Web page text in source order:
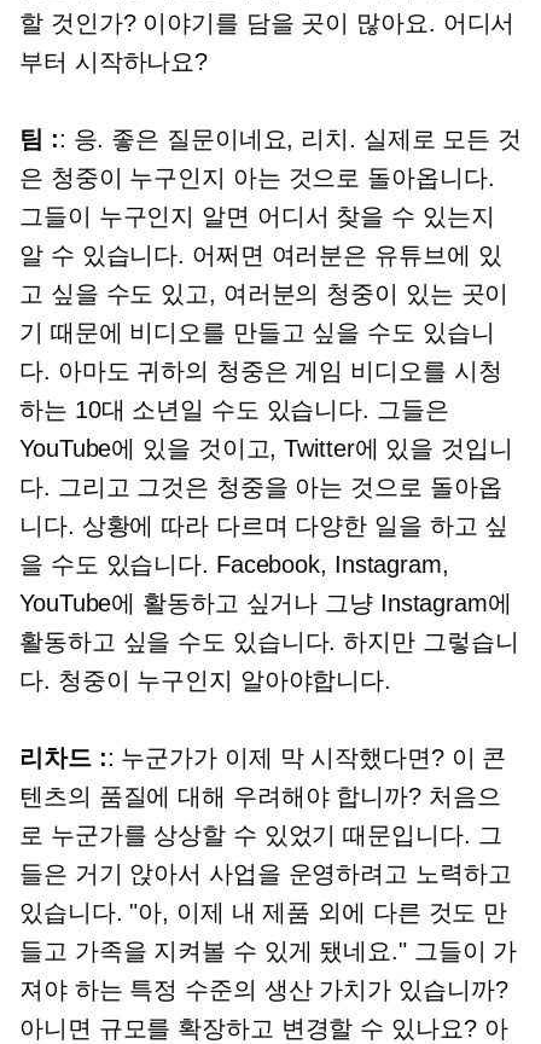
할 것인가? 이야기를 담을 곳이 많아요. 어디서
부터 시작하나요?
팀 :: 응. 좋은 질문이네요, 리치. 실제로 모든 것
은 청중이 누구인지 아는 것으로 돌아옵니다.
그들이 누구인지 알면 어디서 찾을 수 있는지
알 수 있습니다. 어쩌면 여러분은 유튜브에 있
고 싶을 수도 있고, 여러분의 청중이 있는 곳이
기 때문에 비디오를 만들고 싶을 수도 있습니
다. 아마도 귀하의 청중은 게임 비디오를 시청
하는 10대 소년일 수도 있습니다. 그들은
YouTube에 있을 것이고, Twitter에 있을 것입니
다. 그리고 그것은 청중을 아는 것으로 돌아옵
니다. 상황에 따라 다르며 다양한 일을 하고 싶
을 수도 있습니다. Facebook, Instagram,
YouTube에 활동하고 싶거나 그냥 Instagram에
활동하고 싶을 수도 있습니다. 하지만 그렇습니
다. 청중이 누구인지 알아야합니다.
리차드 :: 누군가가 이제 막 시작했다면? 이 콘
텐츠의 품질에 대해 우려해야 합니까? 처음으
로 누군가를 상상할 수 있었기 때문입니다. 그
들은 거기 앉아서 사업을 운영하려고 노력하고
있습니다. "아, 이제 내 제품 외에 다른 것도 만
들고 가족을 지켜볼 수 있게 됐네요." 그들이 가
져야 하는 특정 수준의 생산 가치가 있습니까?
아니면 규모를 확장하고 변경할 수 있나요? 아